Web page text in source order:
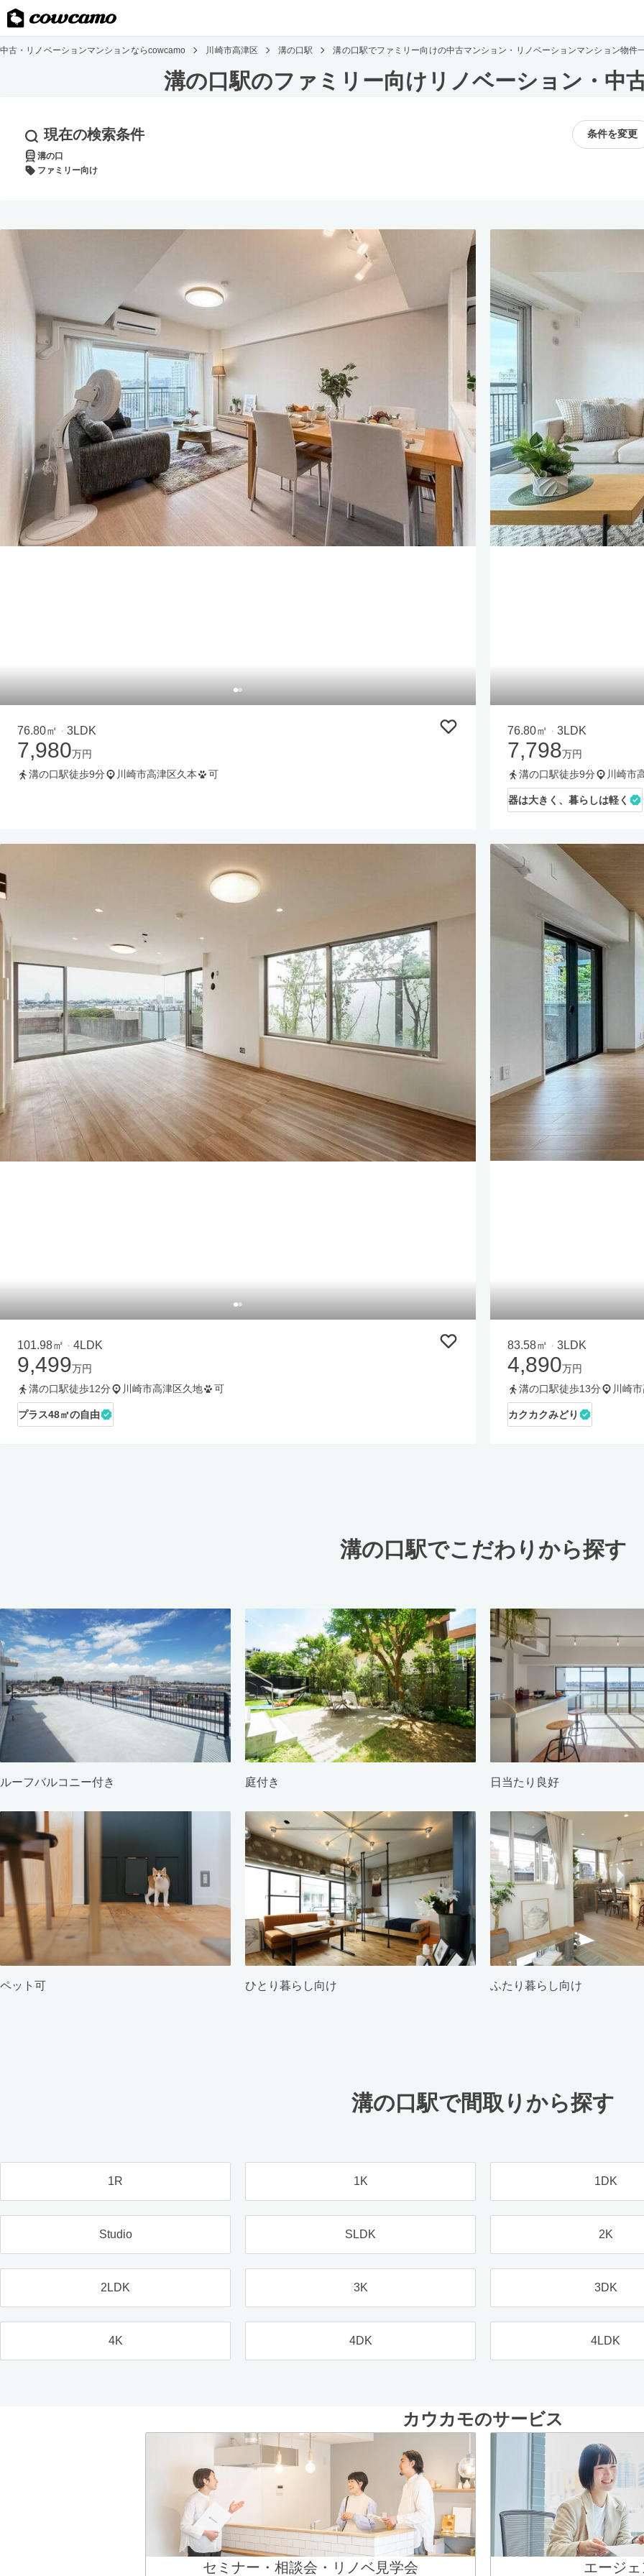
中古・リノベーションマンションならcowcamo 川崎市高津区 溝の口駅 溝の口駅でファミリー向けの中古マンション・リノベーションマンション物件
溝の口駅のファミリー向けリノベーション・中
現在の検索条件 条件を変更
溝の口
ファミリー向け
76.80㎡ ・ 3LDK
7,980万円
溝の口駅徒歩9分
川崎市高津区久本 可
76.80㎡ ・ 3LDK
7,798万円
溝の口駅徒歩9分
川崎市
器は大きく、暮らしは軽く
101.98㎡ ・ 4LDK
9,499万円
溝の口駅徒歩12分
川崎市高津区久地 可
プラス48㎡の自由
83.58㎡ ・ 3LDK
4,890万円
溝の口駅徒歩13分
川崎
カクカクみどり
溝の口駅でこだわりから探す
ルーフバルコニー付き 庭付き 日当たり良好
ペット可 ひとり暮らし向け ふたり暮らし向け
溝の口駅で間取りから探す
1R 1K 1DK
Studio SLDK 2K
2LDK 3K 3DK
4K 4DK 4LDK
カウカモのサービス
セミナー・相談会・リノベ見学会 エージ